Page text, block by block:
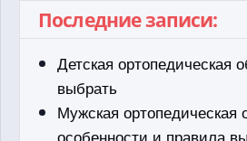
Последние записи:
Детская ортопедическая
выбрать
Мужская ортопедическая
особенности и правила